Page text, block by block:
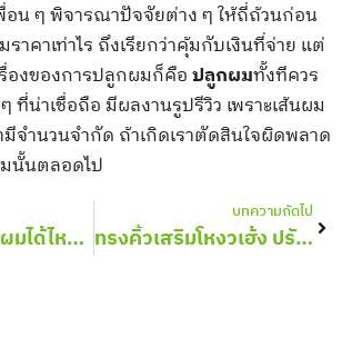
อน ๆ พิจารณาปัจจัยต่าง ๆ ให้ถี่ถ้วนก่อน
าคาเท่าไร ถึงเรียกว่าคุ้มกับเงินที่จ่าย แต่
องของการปลูกผมก็คือปลูกผมทั้งทีควร
น่าเชื่อถือ มีผลงานรูปรีวิว เพราะเส้นผม
จำนวนจำกัด ถ้าเกิดเราตัดสินใจผิดพลาด
มนั้นตลอดไป
คนวัยทอง ปลูกผมได้ไหม? อยากแก้ปัญหาหัวล้าน ต้องรู้!
บทความถัดไป
ทรงคิ้วเสริมโหงวเฮ้ง ปรับรูปหน้าให้ดูสวยขึ้น